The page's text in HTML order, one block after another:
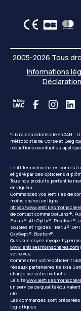
2005-2026 Tous
Informations
*Livraison à domicile en 24H -
métropolitaine, Corse et
réductions éventuelles
Lentillesmoinscheres.com est
et géré par des opticiens
Tous nos produits portent le
en vigueur.
Commandez vos lentilles de
moins chères en ligne :
https://
de contact comme SofLens®,
Focus®, Air Optix®, Proclear®,
souples et rigides : ReNu®,
OxySept®, Boston®...
Que vous soyez myope,
www.lentillesmoinscheres.com
votre vue.
Comme chez votre opticien
réseaux partenaires Kalixia,
charge par votre mutuelle.
Le site
un service de qualité équivalent
clé.
Les commandes sont
logistiques.